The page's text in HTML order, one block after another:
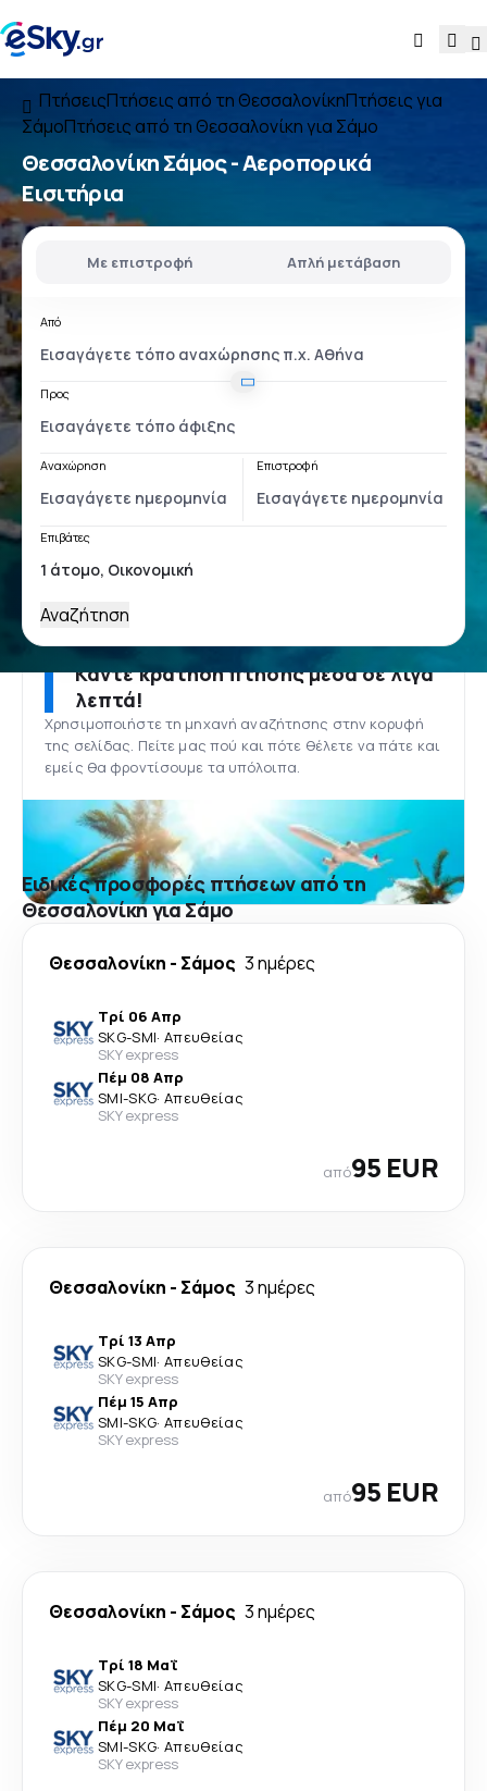
ΠτήσειςΠτήσεις από τη ΘεσσαλονίκηΠτήσεις για
ΣάμοΠτήσεις από τη Θεσσαλονίκη για Σάμο
Θεσσαλονίκη Σάμος- Αεροπορικά
Εισιτήρια
Με επιστροφή Απλή μετάβαση
Από
Προς
Αναχώρηση Επιστροφή
Επιβάτες
Αναζήτηση
Κάντε κράτηση πτήσης μέσα σε λίγα
λεπτά!
Χρησιμοποιήστε τη μηχανή αναζήτησης στην κορυφή
της σελίδας. Πείτε μας πού και πότε θέλετε να πάτε και
εμείς θα φροντίσουμε τα υπόλοιπα.
Ειδικές προσφορές πτήσεων από τη
Θεσσαλονίκη για Σάμο
Θεσσαλονίκη - Σάμος 3 ημέρες
Τρί 06 Απρ
SKG-SMI· Απευθείας
SKY express
Πέμ 08 Απρ
SMI-SKG· Απευθείας
SKY express
από95 EUR
Θεσσαλονίκη - Σάμος 3 ημέρες
Τρί 13 Απρ
SKG-SMI· Απευθείας
SKY express
Πέμ 15 Απρ
SMI-SKG· Απευθείας
SKY express
από95 EUR
Θεσσαλονίκη - Σάμος 3 ημέρες
Τρί 18 Μαΐ
SKG-SMI· Απευθείας
SKY express
Πέμ 20 Μαΐ
SMI-SKG· Απευθείας
SKY express